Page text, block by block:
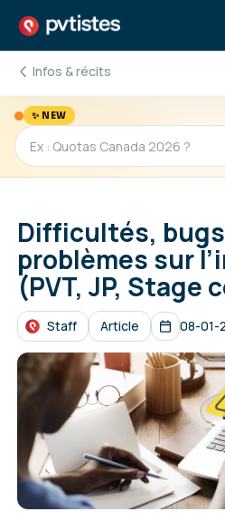
Infos & récits
✨ NEW
Difficultés,
problèmes sur
(PVT, JP, Stage
Staff Article 08-01-